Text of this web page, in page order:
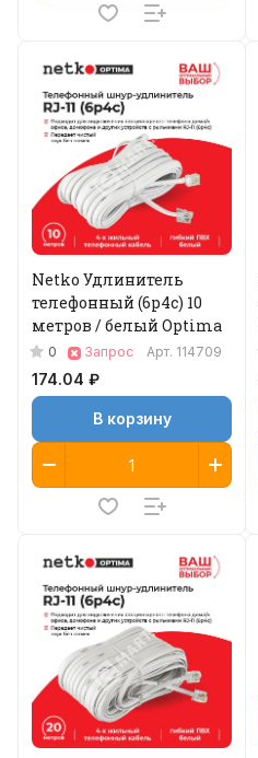
Netko Удлинитель
телефонный (6р4с) 10
метров / белый Optima
0 Запрос Арт. 114709
174.04 ₽
В корзину